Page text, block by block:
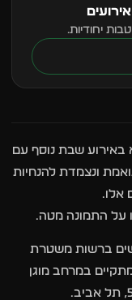
יחודיות.
באירוע שבת נוסף עם
ונצמדת להנחיות
אלו.
על התמונה מטה.
ברשות משטרת
במרחב מוגן